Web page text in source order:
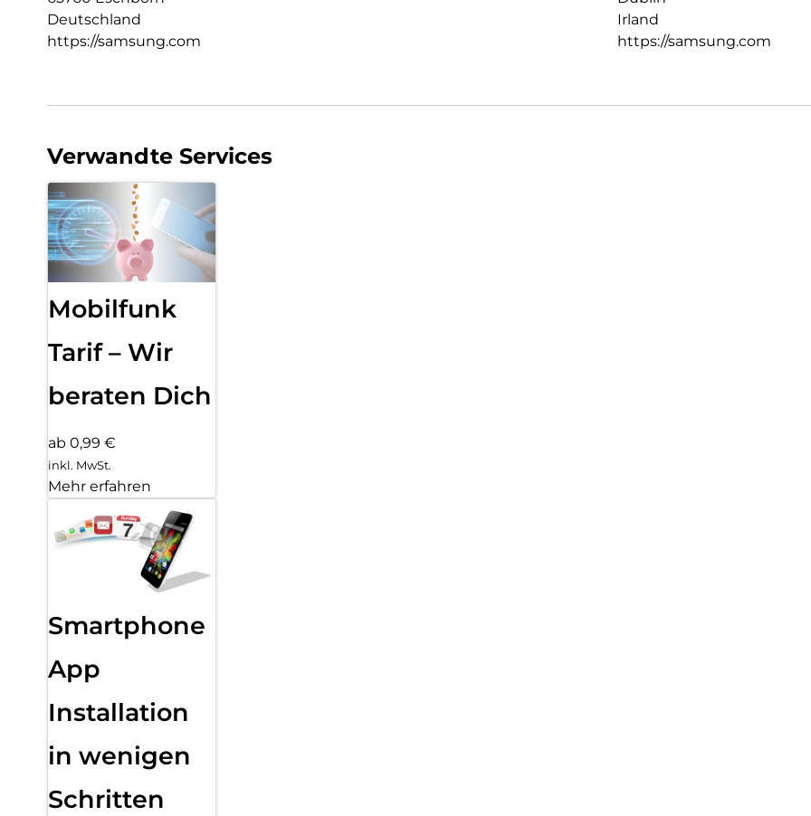
Deutschland
https://samsung.com
Irland
https://samsung.com
Verwandte Services
Mobilfunk
Tarif – Wir
beraten Dich
ab 0,99 €
inkl. MwSt.
Mehr erfahren
Smartphone
App
Installation
in wenigen
Schritten